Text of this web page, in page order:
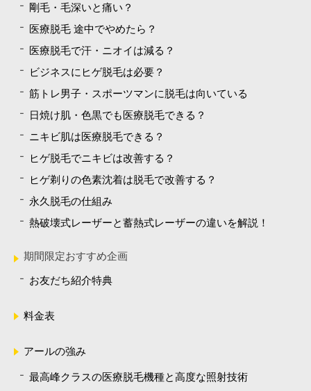
剛毛・毛深いと痛い？
医療脱毛 途中でやめたら？
医療脱毛で汗・ニオイは減る？
ビジネスにヒゲ脱毛は必要？
筋トレ男子・スポーツマンに脱毛は向いている
日焼け肌・色黒でも医療脱毛できる？
ニキビ肌は医療脱毛できる？
ヒゲ脱毛でニキビは改善する？
ヒゲ剃りの色素沈着は脱毛で改善する？
永久脱毛の仕組み
熱破壊式レーザーと蓄熱式レーザーの違いを解説！
期間限定おすすめ企画
お友だち紹介特典
料金表
アールの強み
最高峰クラスの医療脱毛機種と高度な照射技術